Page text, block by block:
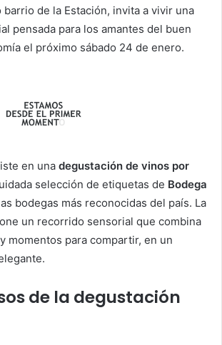
barrio de la Estación, invita a vivir una
pensada para los amantes del buen
el próximo sábado 24 de enero.
en una degustación de vinos por
selección de etiquetas de Bodega
bodegas más reconocidas del país. La
un recorrido sensorial que combina
momentos para compartir, en un
de la degustación